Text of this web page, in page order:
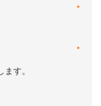
*
*
す。